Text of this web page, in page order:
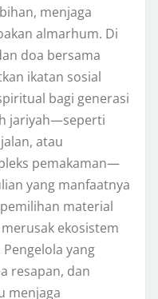
menjaga
almarhum. Di
doa bersama
ikatan sosial
bagi generasi
jariyah—seperti
atau
pemakaman—
yang manfaatnya
material
ekosistem
yang
resapan, dan
menjaga